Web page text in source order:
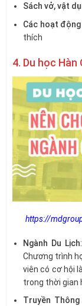
Sách vở, vật
Các hoạt
thích
4. Du học
https://
Ngành Du Lịch
Chương trình
viên có cơ hội
trong thời gian
Truyền